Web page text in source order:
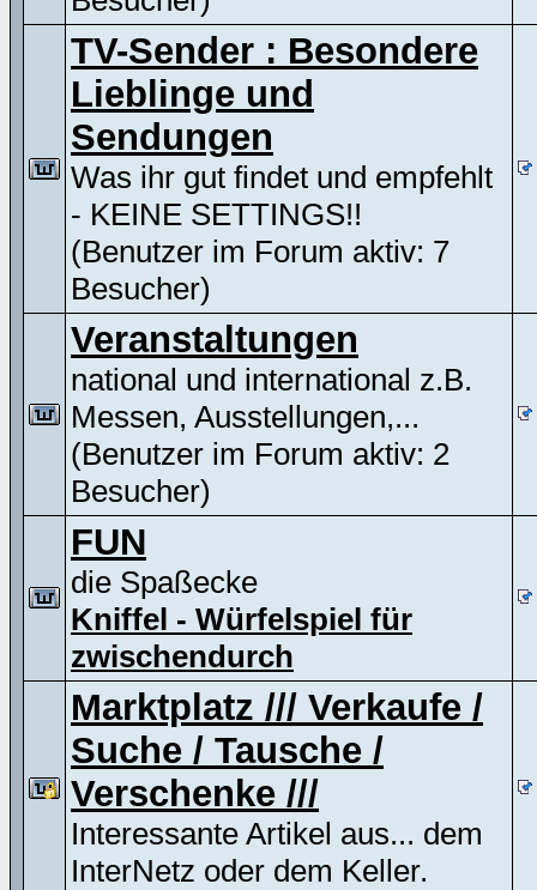
TV-Sender : Besondere
Lieblinge und
Sendungen
Was ihr gut findet und empfehlt
- KEINE SETTINGS!!
(Benutzer im Forum aktiv: 7
Besucher)
Veranstaltungen
national und international z.B.
Messen, Ausstellungen,...
(Benutzer im Forum aktiv: 2
Besucher)
FUN
die Spaßecke
Kniffel - Würfelspiel für
zwischendurch
Marktplatz /// Verkaufe /
Suche / Tausche /
Verschenke ///
Interessante Artikel aus... dem
InterNetz oder dem Keller.